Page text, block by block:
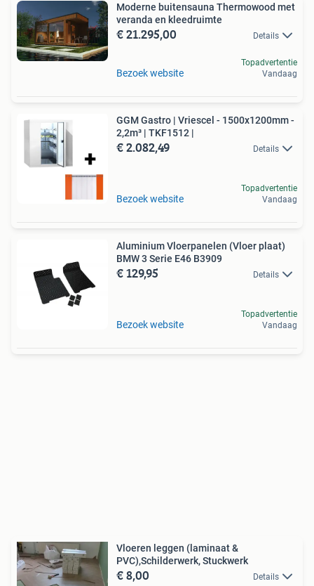
Moderne buitensauna Thermowood met
veranda en kleedruimte
€ 21.295,00 Details
Bezoek website
Topadvertentie
Vandaag
GGM Gastro | Vriescel - 1500x1200mm -
2,2m³ | TKF1512 |
€ 2.082,49 Details
Bezoek website
Topadvertentie
Vandaag
Aluminium Vloerpanelen (Vloer plaat)
BMW 3 Serie E46 B3909
€ 129,95 Details
Bezoek website
Topadvertentie
Vandaag
Vloeren leggen (laminaat &
PVC),Schilderwerk, Stuckwerk
€ 8,00 Details